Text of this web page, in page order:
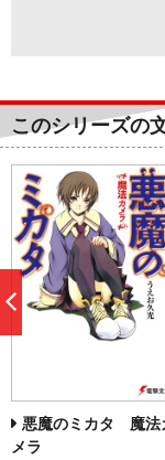
このシリーズの
悪魔のミカタ 魔法
メラ